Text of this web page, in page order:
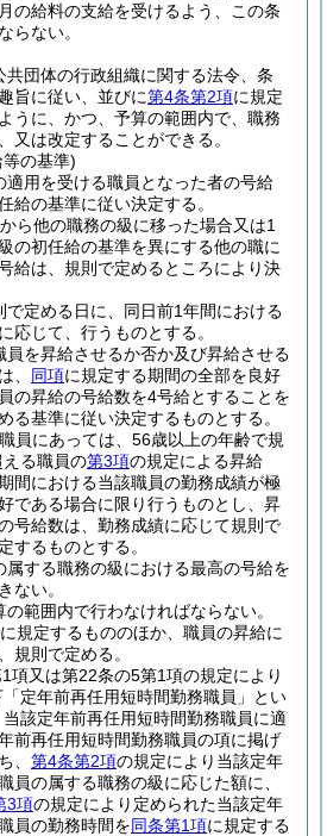
の給料の支給を受けるよう、この条
らない。
共団体の行政組織に関する法令、条
旨に従い、並びに第4条第2項に規定
うに、かつ、予算の範囲内で、職務
又は改定することができる。
の基準)
適用を受ける職員となった者の号給
給の基準に従い決定する。
ら他の職務の級に移った場合又は1
の初任給の基準を異にする他の職に
給は、規則で定めるところにより決
で定める日に、同日前1年間における
応じて、行うものとする。
員を昇給させるか否か及び昇給させる
、 同項に規定する期間の全部を良好
の昇給の号給数を4号給とすることを
る基準に従い決定するものとする。
員にあっては、56歳以上の年齢で規
える職員の第3項の規定による昇給
間における当該職員の勤務成績が極
である場合に限り行うものとし、昇
号給数は、勤務成績に応じて規則で
するものとする。
属する職務の級における最高の号給を
ない。
範囲内で行わなければならない。
規定するもののほか、職員の昇給に
規則で定める。
項又は第22条の5第1項の規定により
定年前再任用短時間勤務職員」とい
該定年前再任用短時間勤務職員に適
前再任用短時間勤務職員の項に掲げ
、 第4条第2項の規定により当該定年
員の属する職務の級に応じた額に、
3項の規定により定められた当該定年
員の勤務時間を同条第1項に規定する